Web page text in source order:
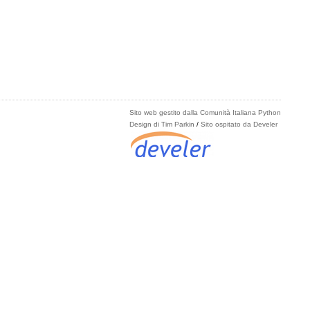
Sito web gestito dalla Comunità Italiana Python
Design di Tim Parkin /Sito ospitato da Develer